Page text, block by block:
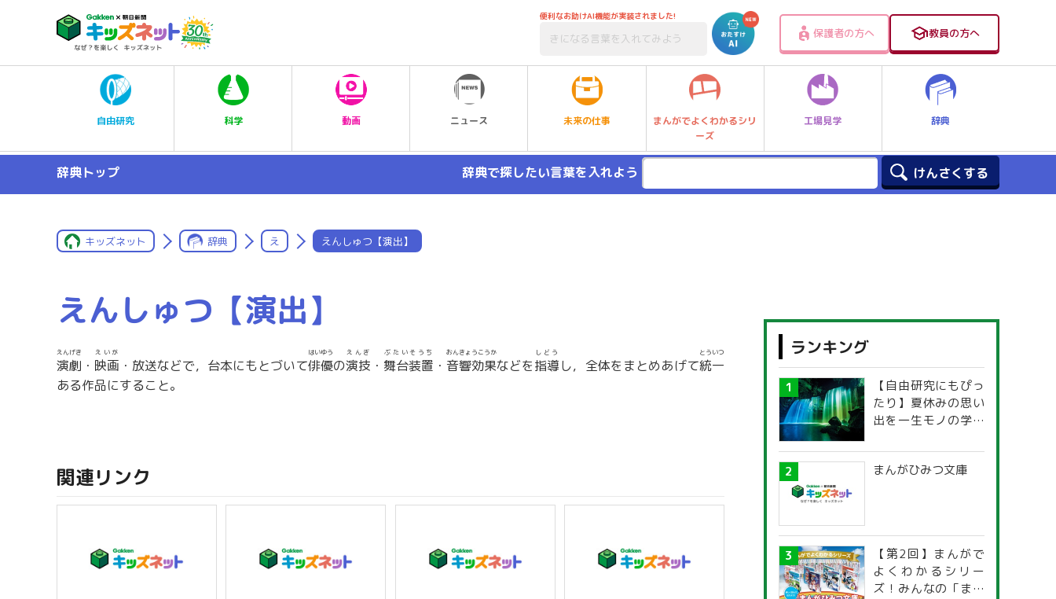
便利なお助けAI機能が実装されました!
保護者の方へ 教員の方へ
自由研究 科学 動画 ニュース 未来の仕事
まんがでよくわかるシリ
ーズ
工場見学 辞典
辞典トップ 辞典で探したい言葉を入れよう
キッズネット 辞典 え えんしゅつ【演出】
えんしゅつ【演出】
演劇
えんげき
・ 映画
えいが
・放送などで，台本にもとづいて俳優
はいゆう
の演技
えんぎ
・ 舞台装置
ぶたいそうち
・ 音響効果
おんきょうこうか
などを指導
しどう
し，全体をまとめあげて統一
とういつ
ある作品にすること。
関連リンク
ランキング
【自由研究にもぴっ
たり】夏休みの思い
出を一生モノの学び
探究ガイド
まんがひみつ文庫
【第2回】まんがで
よくわかるシリー
ズ！みんなの「まん